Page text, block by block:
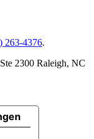
263-4376.
2300 Raleigh, NC